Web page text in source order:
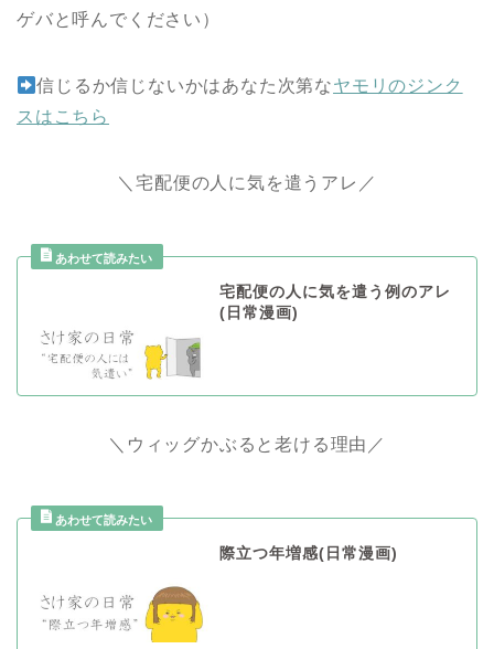
ゲバと呼んでください）
信じるか信じないかはあなた次第なヤモリのジンク
スはこちら
＼宅配便の人に気を遣うアレ／
宅配便の人に気を遣う例のアレ
(日常漫画)
＼ウィッグかぶると老ける理由／
際立つ年増感(日常漫画)